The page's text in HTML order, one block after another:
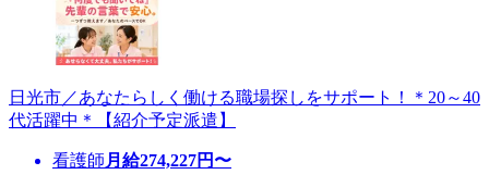
日光市／あなたらしく働ける職場探しをサポート！＊20～40
代活躍中＊【紹介予定派遣】
看護師 月給274,227円〜